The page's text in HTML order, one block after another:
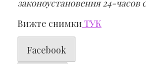
законоустановения 24-часов
Вижте снимки ТУК
Facebook